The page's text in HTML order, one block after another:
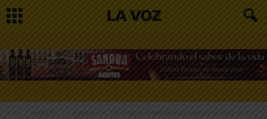
Inicio
Los peques del Uvesa-Alpico Ribera Navarra celebran la Fiesta de Fin